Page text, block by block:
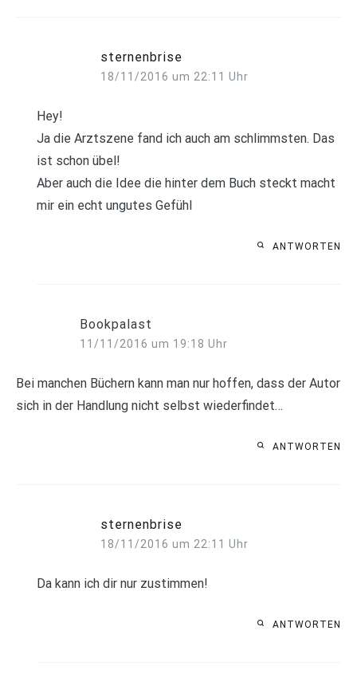
sternenbrise
18/11/2016 um 22:11 Uhr
Hey!
Ja die Arztszene fand ich auch am schlimmsten. Das
ist schon übel!
Aber auch die Idee die hinter dem Buch steckt macht
mir ein echt ungutes Gefühl
ANTWORTEN
Bookpalast
11/11/2016 um 19:18 Uhr
Bei manchen Büchern kann man nur hoffen, dass der Autor
sich in der Handlung nicht selbst wiederfindet…
ANTWORTEN
sternenbrise
18/11/2016 um 22:11 Uhr
Da kann ich dir nur zustimmen!
ANTWORTEN